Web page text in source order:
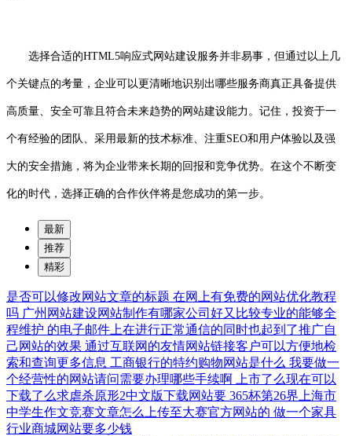
选择合适的HTML5响应式网站建设服务并非易事，但通过以上几
个关键点的考量，企业可以更清晰地识别出哪些服务商真正具备提供
高质量、安全可靠且符合未来趋势的网站建设能力。记住，投资于一
个有经验的团队、采用最新的技术标准、注重SEO和用户体验以及强
大的安全措施，将为企业带来长期的回报和竞争优势。在这个不断变
化的时代，选择正确的合作伙伴将是您成功的第一步。
最新
推荐
精彩
是否可以修改网站文章的标题 在网上有免费的网站优化教程
吗 广州网站建设网站制作有哪家公司好又比较专业的能够全
程维护 的电子邮件上在进行正常通信的同时也起到了推广自
己网站的效果 通过互联网的友情网站链接客户可以方便地检
索和查询更多信息 工商银行的特约购物网站是什么 我要做一
个经营性的网站请问需要办理哪些手续啊
上市了么现在可以
下载了么求虐杀原形2中文版下载网站要 365杯第26界上海市
中学生作文竞赛文章怎么上传至大赛官方网站的 做一个家具
行业商城网站要多少钱